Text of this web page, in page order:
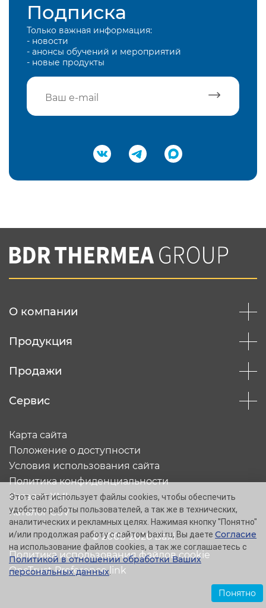
Подписка
Только важная информация:
- новости
- анонсы обучений и мероприятий
- новые продукты
Подтвердить e-mail
Вы соглашаетесь с нашей политикой
конфеденциальности
О компании
Продукция
Продажи
Сервис
© 2005-2026 Baxi
Карта сайта
Положение о доступности
Условия использования сайта
Политика конфиденциальности
Каталог XML
Каталог CSV
Политика использования файлов cookie
OneTrust Preference link
Этот сайт использует файлы cookies, чтобы обеспечить
удобство работы пользователей, а так же в технических,
аналитических и рекламных целях. Нажимая кнопку "Понятно"
и/или продолжая работу с сайтом baxi.ru, Вы даете Согласие
на использование файлов cookies, а так же соглашаетесь с
Политикой в отношении обработки Ваших
персональных данных.
Понятно